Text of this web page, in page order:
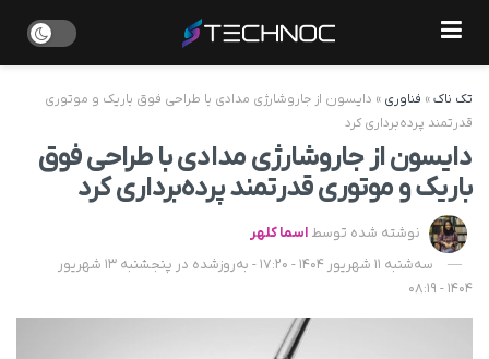
تک ناک» فناوری » دایسون از جاروشارژی مدادی با طراحی فوق باریک و موتوری
قدرتمند پرده‌برداری کرد
دایسون از جاروشارژی مدادی با طراحی فوق
باریک و موتوری قدرتمند پرده‌برداری کرد
نوشته شده توسط اسما کلهر
سه‌شنبه 11 شهریور 1404 - 17:20 - به‌روزشده در پنجشنبه 13 شهریور
1404 - 08:19